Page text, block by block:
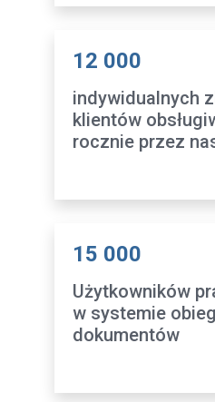
12 000
indywidualnych
klientów
rocznie przez
15 000
Użytkowników
w systemie
dokumentów